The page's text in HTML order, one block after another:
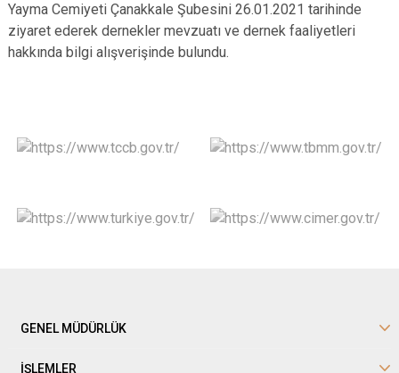
Yayma Cemiyeti Çanakkale Şubesini 26.01.2021 tarihinde
ziyaret ederek dernekler mevzuatı ve dernek faaliyetleri
hakkında bilgi alışverişinde bulundu.
GENEL MÜDÜRLÜK
İŞLEMLER